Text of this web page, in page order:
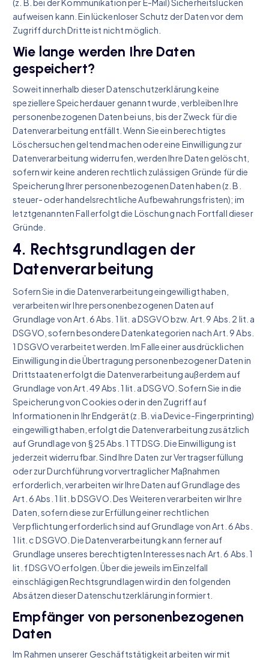
(z. B. bei der Kommunikation per E-Mail) Sicherheitslücken
aufweisen kann. Ein lückenloser Schutz der Daten vor dem
Zugriff durch Dritte ist nicht möglich.
Wie lange werden Ihre Daten
gespeichert?
Soweit innerhalb dieser Datenschutzerklärung keine
speziellere Speicherdauer genannt wurde, verbleiben Ihre
personenbezogenen Daten bei uns, bis der Zweck für die
Datenverarbeitung entfällt. Wenn Sie ein berechtigtes
Löschersuchen geltend machen oder eine Einwilligung zur
Datenverarbeitung widerrufen, werden Ihre Daten gelöscht,
sofern wir keine anderen rechtlich zulässigen Gründe für die
Speicherung Ihrer personenbezogenen Daten haben (z. B.
steuer- oder handelsrechtliche Aufbewahrungsfristen); im
letztgenannten Fall erfolgt die Löschung nach Fortfall dieser
Gründe.
4. Rechtsgrundlagen der
Datenverarbeitung
Sofern Sie in die Datenverarbeitung eingewilligt haben,
verarbeiten wir Ihre personenbezogenen Daten auf
Grundlage von Art. 6 Abs. 1 lit. a DSGVO bzw. Art. 9 Abs. 2 lit. a
DSGVO, sofern besondere Datenkategorien nach Art. 9 Abs.
1 DSGVO verarbeitet werden. Im Falle einer ausdrücklichen
Einwilligung in die Übertragung personenbezogener Daten in
Drittstaaten erfolgt die Datenverarbeitung außerdem auf
Grundlage von Art. 49 Abs. 1 lit. a DSGVO. Sofern Sie in die
Speicherung von Cookies oder in den Zugriff auf
Informationen in Ihr Endgerät (z. B. via Device-Fingerprinting)
eingewilligt haben, erfolgt die Datenverarbeitung zusätzlich
auf Grundlage von § 25 Abs. 1 TTDSG. Die Einwilligung ist
jederzeit widerrufbar. Sind Ihre Daten zur Vertragserfüllung
oder zur Durchführung vorvertraglicher Maßnahmen
erforderlich, verarbeiten wir Ihre Daten auf Grundlage des
Art. 6 Abs. 1 lit. b DSGVO. Des Weiteren verarbeiten wir Ihre
Daten, sofern diese zur Erfüllung einer rechtlichen
Verpflichtung erforderlich sind auf Grundlage von Art. 6 Abs.
1 lit. c DSGVO. Die Datenverarbeitung kann ferner auf
Grundlage unseres berechtigten Interesses nach Art. 6 Abs. 1
lit. f DSGVO erfolgen. Über die jeweils im Einzelfall
einschlägigen Rechtsgrundlagen wird in den folgenden
Absätzen dieser Datenschutzerklärung informiert.
Empfänger von personenbezogenen
Daten
Im Rahmen unserer Geschäftstätigkeit arbeiten wir mit